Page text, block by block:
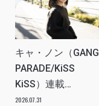
キャ・ノン（GANG
PARADE/KiSS
KiSS）連載
vol.112「特別企画
2026.07.31